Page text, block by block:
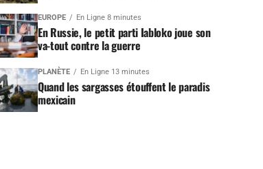
EUROPE En Ligne 8 minutes
En Russie, le petit parti Iabloko joue son
va-tout contre la guerre
PLANÈTE En Ligne 13 minutes
Quand les sargasses étouffent le paradis
mexicain